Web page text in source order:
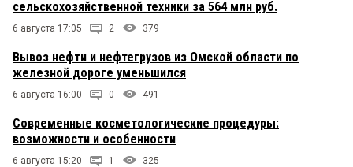
сельскохозяйственной техники за 564 млн руб.
6 августа 17:05 2 379
Вывоз нефти и нефтегрузов из Омской области по
железной дороге уменьшился
6 августа 16:00 0 491
Современные косметологические процедуры:
возможности и особенности
6 августа 15:20 1 325